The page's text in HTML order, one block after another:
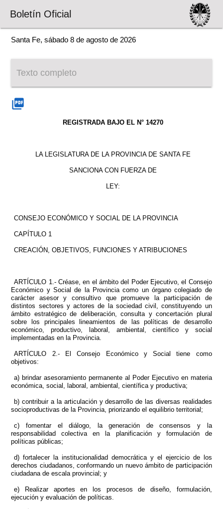
Boletín Oficial
Santa Fe, sábado 8 de agosto de 2026
Texto completo
picture_as_pdf
REGISTRADA BAJO EL N° 14270
LA LEGISLATURA DE LA PROVINCIA DE SANTA FE
SANCIONA CON FUERZA DE
LEY:
CONSEJO ECONÓMICO Y SOCIAL DE LA PROVINCIA
CAPÍTULO 1
CREACIÓN, OBJETIVOS, FUNCIONES Y ATRIBUCIONES
ARTÍCULO 1.- Créase, en el ámbito del Poder Ejecutivo, el Consejo
Económico y Social de la Provincia como un órgano colegiado de
carácter asesor y consultivo que promueve la participación de
distintos sectores y actores de la sociedad civil, constituyendo un
ámbito estratégico de deliberación, consulta y concertación plural
sobre los principales lineamientos de las políticas de desarrollo
económico, productivo, laboral, ambiental, científico y social
implementadas en la Provincia.
ARTÍCULO 2.- El Consejo Económico y Social tiene como
objetivos:
a) brindar asesoramiento permanente al Poder Ejecutivo en materia
económica, social, laboral, ambiental, científica y productiva;
b) contribuir a la articulación y desarrollo de las diversas realidades
socioproductivas de la Provincia, priorizando el equilibrio territorial;
c) fomentar el diálogo, la generación de consensos y la
responsabilidad colectiva en la planificación y formulación de
políticas públicas;
d) fortalecer la institucionalidad democrática y el ejercicio de los
derechos ciudadanos, conformando un nuevo ámbito de participación
ciudadana de escala provincial; y
e) Realizar aportes en los procesos de diseño, formulación,
ejecución y evaluación de políticas.